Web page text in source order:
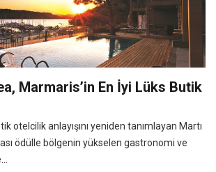
Marmaris’in En İyi Lüks Butik
otelcilik anlayışını yeniden tanımlayan Martı
ödülle bölgenin yükselen gastronomi ve